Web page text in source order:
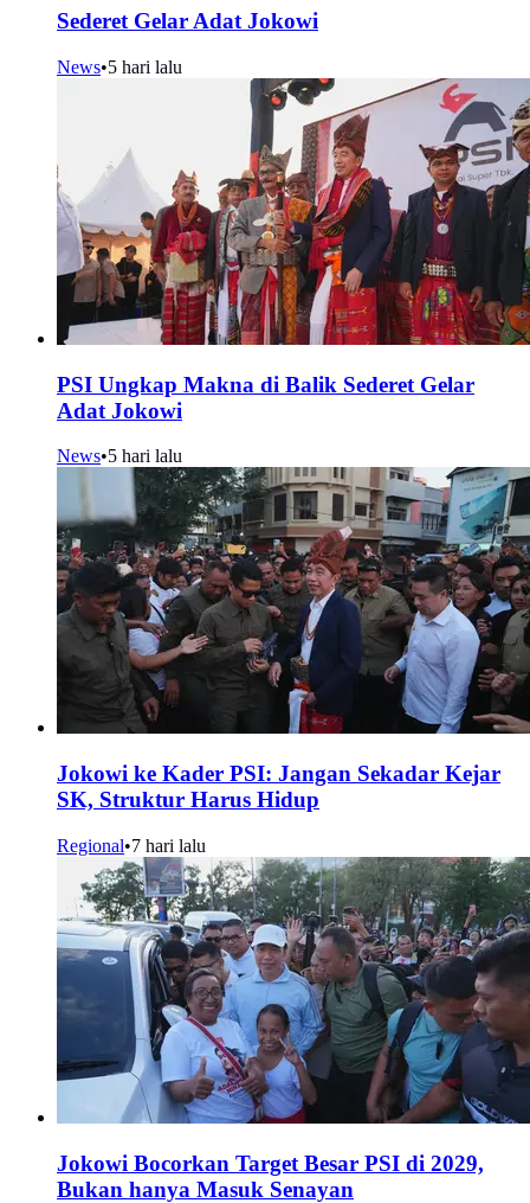
Sederet Gelar Adat Jokowi
News•5 hari lalu
PSI Ungkap Makna di Balik Sederet Gelar
Adat Jokowi
News•5 hari lalu
Jokowi ke Kader PSI: Jangan Sekadar Kejar
SK, Struktur Harus Hidup
Regional•7 hari lalu
Jokowi Bocorkan Target Besar PSI di 2029,
Bukan hanya Masuk Senayan